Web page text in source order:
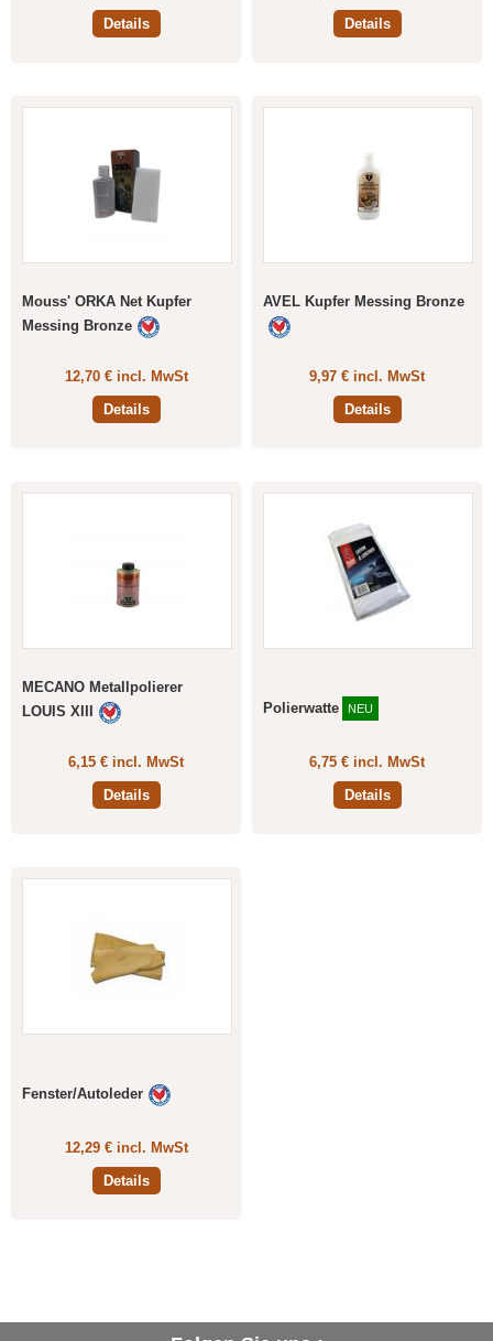
Details
Details
Mouss' ORKA Net Kupfer
Messing Bronze
12,70 € incl. MwSt
Details
AVEL Kupfer Messing Bronze
9,97 € incl. MwSt
Details
MECANO Metallpolierer
LOUIS XIII
6,15 € incl. MwSt
Details
Polierwatte NEU
6,75 € incl. MwSt
Details
Fenster/Autoleder
12,29 € incl. MwSt
Details